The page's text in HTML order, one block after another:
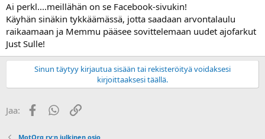
Ai perkl....meillähän on se Facebook-sivukin!
Käyhän sinäkin tykkäämässä, jotta saadaan arvontalaulu
raikaamaan ja Memmu pääsee sovittelemaan uudet ajofarkut
Just Sulle!
Sinun täytyy kirjautua sisään tai rekisteröityä voidaksesi
kirjoittaaksesi täällä.
Jaa: FacebookWhatsApp
Linkki
MotOrg ry:n julkinen osio